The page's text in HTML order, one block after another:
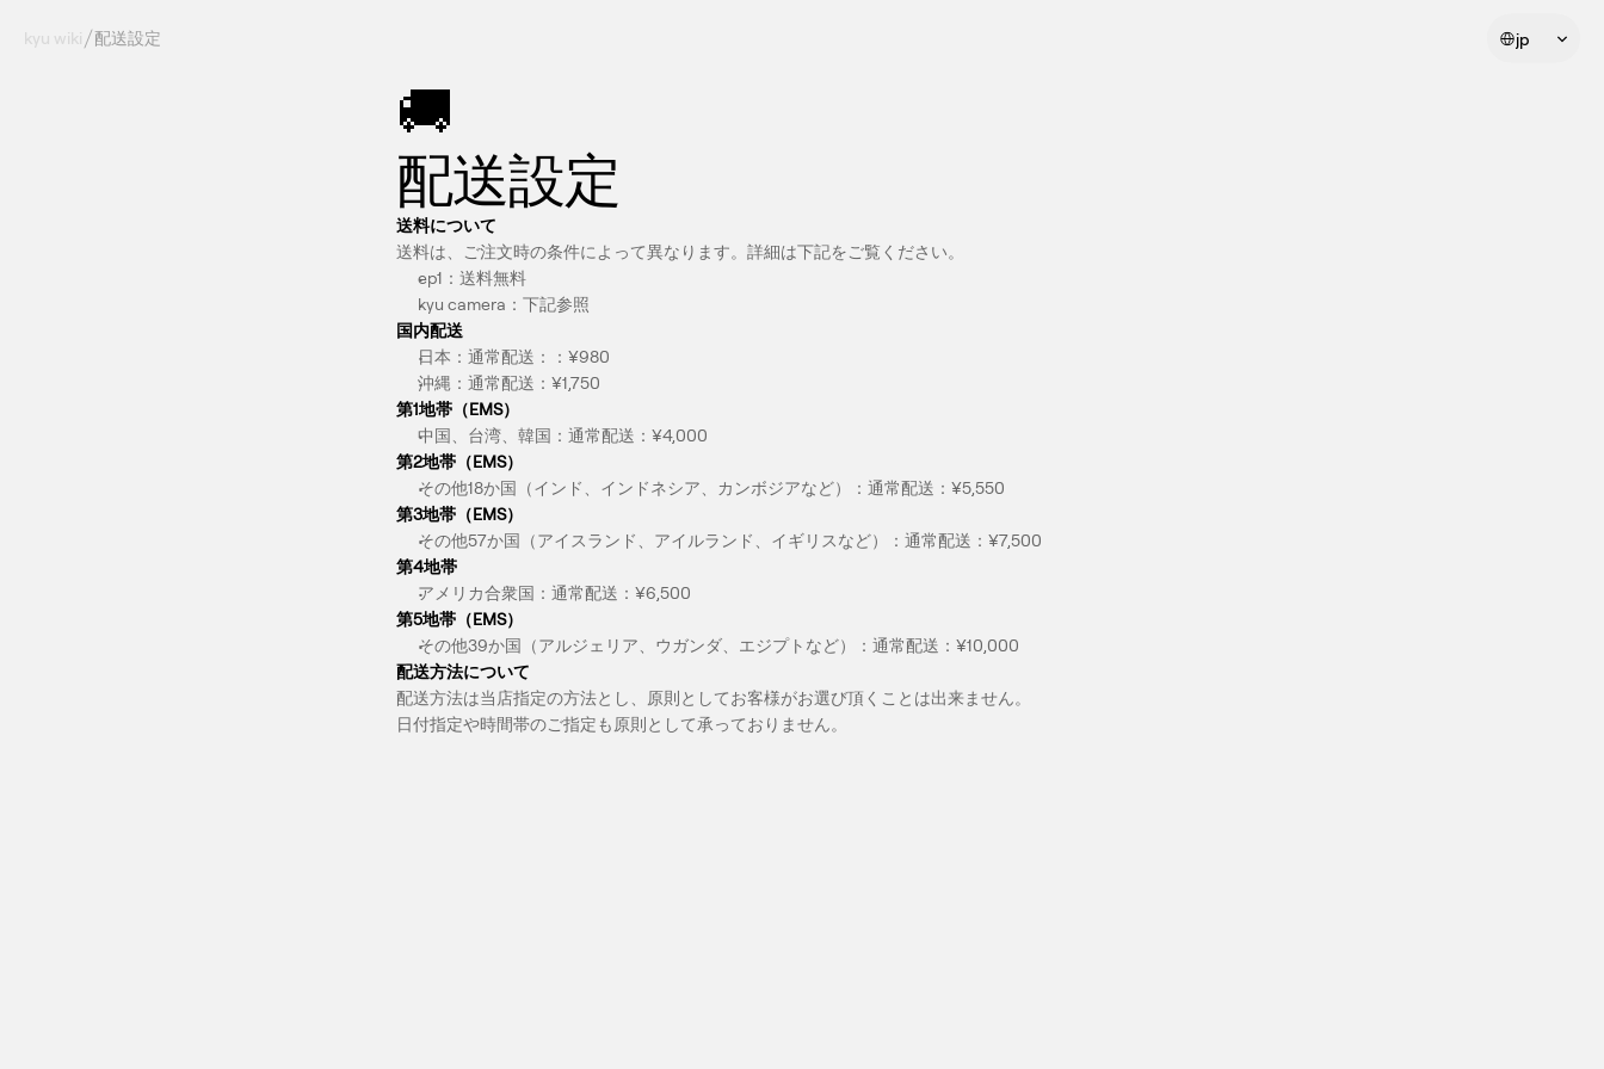
kyu wiki jp
配送設定
🚚
配送設定
送料について
送料は、ご注文時の条件によって異なります。詳細は下記をご覧ください。
ep1：送料無料
kyu camera：下記参照
国内配送
日本：通常配送：：¥980
沖縄：通常配送：¥1,750
第1地帯（EMS）
中国、台湾、韓国：通常配送：¥4,000
第2地帯（EMS）
その他18か国（インド、インドネシア、カンボジアなど）：通常配送：¥5,550
第3地帯（EMS）
その他57か国（アイスランド、アイルランド、イギリスなど）：通常配送：¥7,500
第4地帯
アメリカ合衆国：通常配送：¥6,500
第5地帯（EMS）
その他39か国（アルジェリア、ウガンダ、エジプトなど）：通常配送：¥10,000
配送方法について
配送方法は当店指定の方法とし、原則としてお客様がお選び頂くことは出来ません。
日付指定や時間帯のご指定も原則として承っておりません。